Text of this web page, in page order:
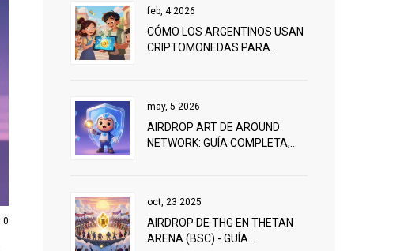
0
feb, 4 2026
CÓMO LOS ARGENTINOS USAN
CRIPTOMONEDAS PARA
may, 5 2026
AIRDROP ART DE AROUND
NETWORK: GUÍA COMPLETA,
oct, 23 2025
AIRDROP DE THG EN THETAN
ARENA (BSC) - GUÍA